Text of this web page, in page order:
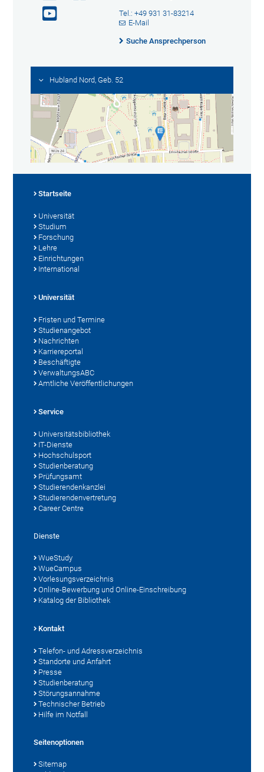
Tel.: +49 931 31-83214
E-Mail
Suche Ansprechperson
Hubland Nord, Geb. 52
Startseite
Universität
Studium
Forschung
Lehre
Einrichtungen
International
Universität
Fristen und Termine
Studienangebot
Nachrichten
Karriereportal
Beschäftigte
VerwaltungsABC
Amtliche Veröffentlichungen
Service
Universitätsbibliothek
IT-Dienste
Hochschulsport
Studienberatung
Prüfungsamt
Studierendenkanzlei
Studierendenvertretung
Career Centre
Dienste
WueStudy
WueCampus
Vorlesungsverzeichnis
Online-Bewerbung und Online-Einschreibung
Katalog der Bibliothek
Kontakt
Telefon- und Adressverzeichnis
Standorte und Anfahrt
Presse
Studienberatung
Störungsannahme
Technischer Betrieb
Hilfe im Notfall
Seitenoptionen
Sitemap